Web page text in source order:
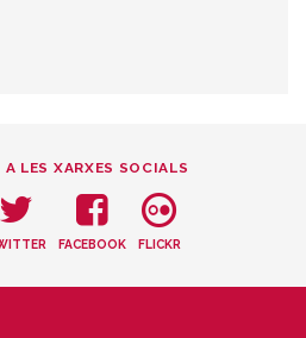
LES XARXES SOCIALS
FACEBOOK FLICKR